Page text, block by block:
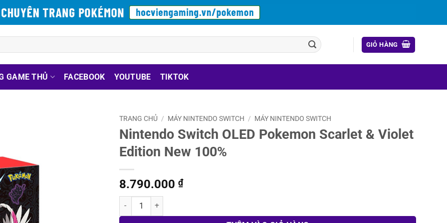
GIỎ HÀNG
GAME THỦ FACEBOOK YOUTUBE TIKTOK
TRANG CHỦ / MÁY NINTENDO SWITCH / MÁY NINTENDO SWITCH
Nintendo Switch OLED Pokemon Scarlet & Violet
Edition New 100%
8.790.000 ₫
Nintendo Switch OLED Pokemon Scarlet & Violet Edition New 100% số lượng